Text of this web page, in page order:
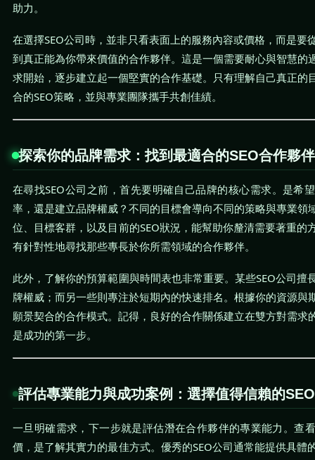
助力。
在選擇SEO公司時，並非只看表面上的服務內容或價格，而是要
到真正能為你帶來價值的合作夥伴。這是一個需要耐心與智慧的
求開始，逐步建立起一個堅實的合作基礎。只有理解自己真正的
合的SEO策略，並與專業團隊攜手共創佳績。
探索你的品牌需求：找到最適合的SEO合作夥伴
在尋找SEO公司之前，首先要明確自己品牌的核心需求。是希
率，還是建立品牌權威？不同的目標會導向不同的策略與專業領
位、目標客群，以及目前的SEO狀況，能幫助你釐清需要著重的
有針對性地尋找那些專長於你所需領域的合作夥伴。
此外，了解你的預算範圍與時間表也非常重要。某些SEO公司擅
牌權威；而另一些則專注於短期內的快速排名。根據你的資源與
願景契合的合作模式。記得，良好的合作關係建立在雙方對需求
是成功的第一步。
評估專業能力與成功案例：選擇值得信賴的
一旦明確需求，下一步就是評估潛在合作夥伴的專業能力。查
價，是了解其實力的最佳方式。優秀的SEO公司通常能提供具體